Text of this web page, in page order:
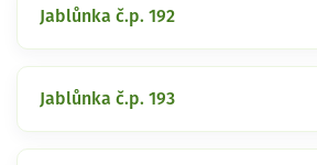
Jablůnka č.p. 192
Jablůnka č.p. 193